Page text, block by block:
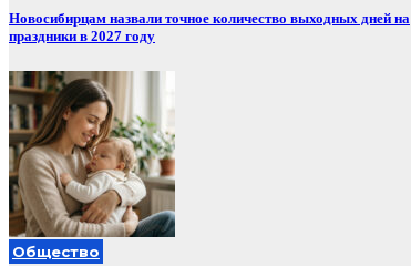
Новосибирцам назвали точное количество выходных дней на
праздники в 2027 году
Общество